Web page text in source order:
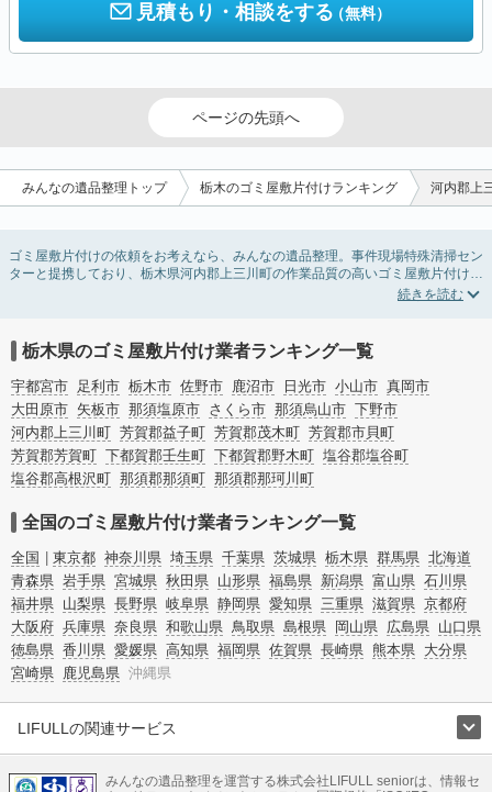
見積もり・相談をする（無料）
ページの先頭へ
みんなの遺品整理トップ 栃木のゴミ屋敷片付けランキング 河内郡上
ゴミ屋敷片付けの依頼をお考えなら、みんなの遺品整理。事件現場特殊清掃セン
ターと提携しており、栃木県河内郡上三川町の作業品質の高いゴミ屋敷片付け業
者を掲載しています。汚部屋の片付けに伴う不用品の処分・回収・引き取りか
臭脱臭など絞り込み条件を利用し検索してみましょう。ゴミ屋敷になってしまう
方は高齢で体力的に掃除するのが難しい、認知症やセルフネグレクトになってし
まう、精神的なストレスなど様々な原因があります。
またお役立ち情報も豊富なので、部屋を埋めつくす大量のゴミを自力で片付ける
方法についてもチェックしてみてください。
栃木県のゴミ屋敷片付け業者ランキング一覧
宇都宮市 足利市 栃木市 佐野市 鹿沼市 日光市 小山市 真岡市
大田原市 矢板市 那須塩原市 さくら市 那須烏山市 下野市
河内郡上三川町 芳賀郡益子町 芳賀郡茂木町 芳賀郡市貝町
芳賀郡芳賀町 下都賀郡壬生町 下都賀郡野木町 塩谷郡塩谷町
塩谷郡高根沢町 那須郡那須町 那須郡那珂川町
全国のゴミ屋敷片付け業者ランキング一覧
全国 東京都 神奈川県 埼玉県 千葉県 茨城県 栃木県 群馬県 北海道
青森県 岩手県 宮城県 秋田県 山形県 福島県 新潟県 富山県 石川県
福井県 山梨県 長野県 岐阜県 静岡県 愛知県 三重県 滋賀県 京都府
大阪府 兵庫県 奈良県 和歌山県 鳥取県 島根県 岡山県 広島県 山口県
徳島県 香川県 愛媛県 高知県 福岡県 佐賀県 長崎県 熊本県 大分県
宮崎県 鹿児島県 沖縄県
LIFULLの関連サービス
みんなの遺品整理を運営する株式会社LIFULL seniorは、情報セ